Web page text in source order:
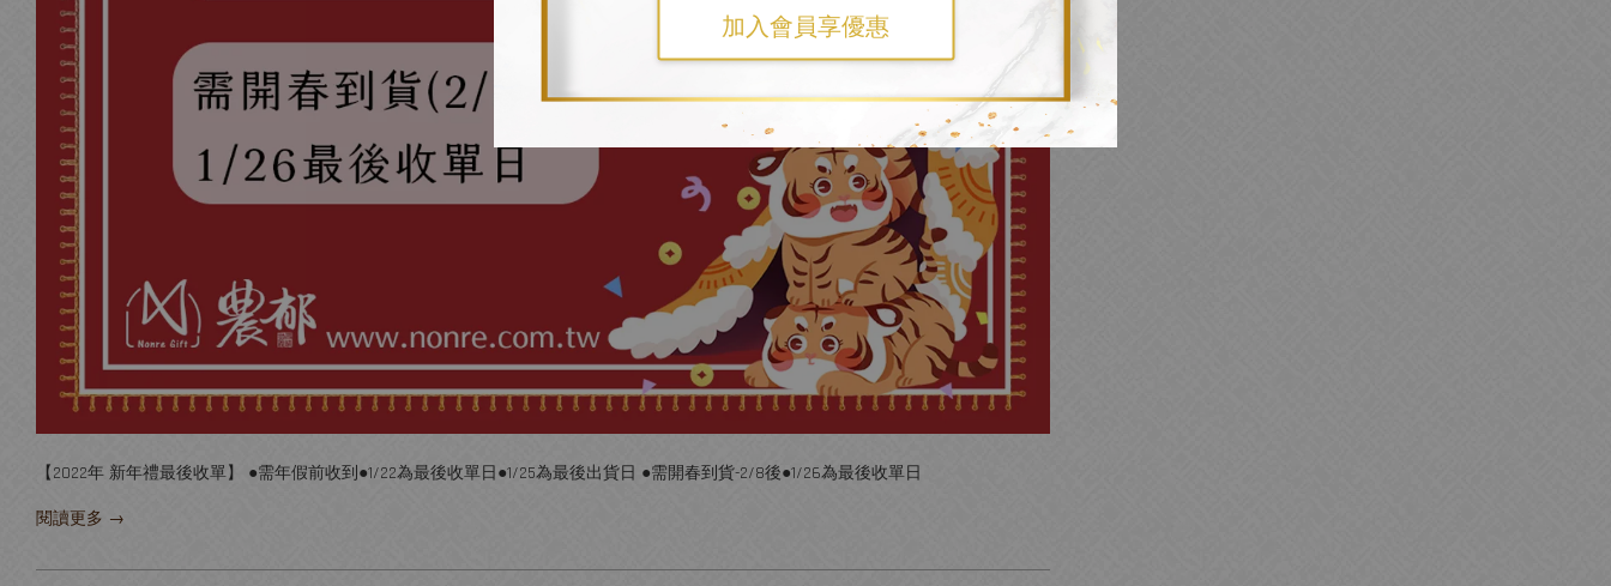
加入會員享優惠
【2022年 新年禮最後收單】 ●需年假前收到●1/22為最後收單日●1/25為最後出貨日 ●需開春到貨-2/8後●1/26為最後收單日
閱讀更多 →